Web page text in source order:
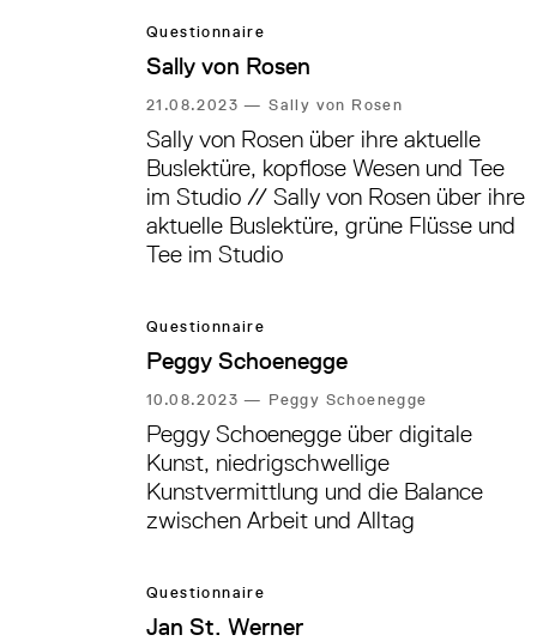
Questionnaire
Sally von Rosen
21.08.2023—Sally von Rosen
Sally von Rosen über ihre aktuelle
Buslektüre, kopflose Wesen und Tee
im Studio // Sally von Rosen über ihre
aktuelle Buslektüre, grüne Flüsse und
Tee im Studio
Questionnaire
Peggy Schoenegge
10.08.2023— Peggy Schoenegge
Peggy Schoenegge über digitale
Kunst, niedrigschwellige
Kunstvermittlung und die Balance
zwischen Arbeit und Alltag
Questionnaire
Jan St. Werner